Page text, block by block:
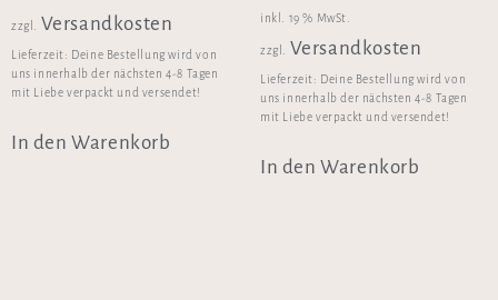
zzgl. Versandkosten
Lieferzeit: Deine Bestellung wird von
uns innerhalb der nächsten 4-8 Tagen
mit Liebe verpackt und versendet!
In den Warenkorb
inkl. 19 % MwSt.
zzgl. Versandkosten
Lieferzeit: Deine Bestellung wird von
uns innerhalb der nächsten 4-8 Tagen
mit Liebe verpackt und versendet!
In den Warenkorb